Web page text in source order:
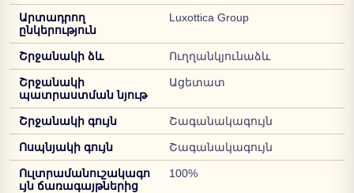
Արտադրող
ընկերություն
Luxottica Group
Շրջանակի ձև Ուղղանկյունաձև
Շրջանակի
պատրաստման նյութ
Ացետատ
Շրջանակի գույն Շագանակագույն
Ոսպնյակի գույն Շագանակագույն
Ուլտրամանուշակագո
ւյն ճառագայթներից
100%